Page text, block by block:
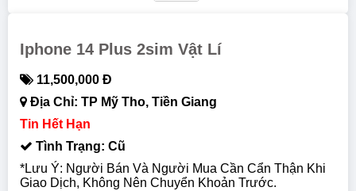
Iphone 14 Plus 2sim Vật Lí
11,500,000 Đ
Địa Chỉ: TP Mỹ Tho, Tiền Giang
Tin Hết Hạn
Tình Trạng: Cũ
*Lưu Ý: Người Bán Và Người Mua Cần Cẩn Thận Khi
Giao Dịch, Không Nên Chuyển Khoản Trước.